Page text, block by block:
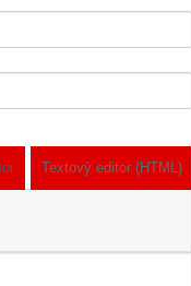
Textový editor (HTML)